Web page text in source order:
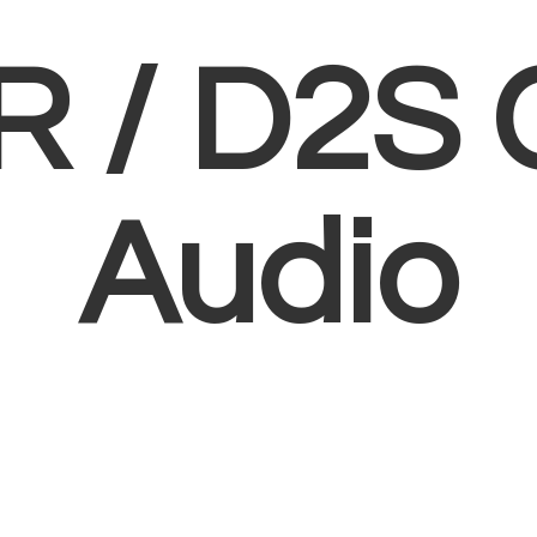
/ D2S
Audio